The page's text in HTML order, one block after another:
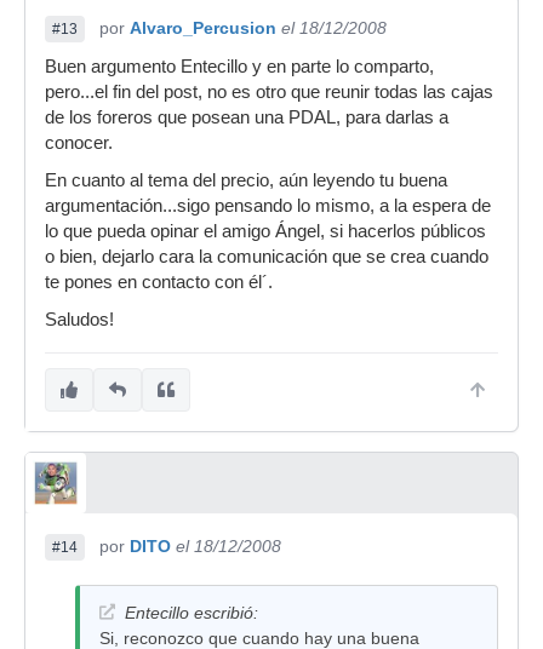
#13 por Alvaro_Percusion el 18/12/2008
Buen argumento Entecillo y en parte lo comparto,
pero...el fin del post, no es otro que reunir todas las cajas
de los foreros que posean una PDAL, para darlas a
conocer.
En cuanto al tema del precio, aún leyendo tu buena
argumentación...sigo pensando lo mismo, a la espera de
lo que pueda opinar el amigo Ángel, si hacerlos públicos
o bien, dejarlo cara la comunicación que se crea cuando
te pones en contacto con él´.
Saludos!
#14 por DITO el 18/12/2008
Entecillo escribió:
Si, reconozco que cuando hay una buena